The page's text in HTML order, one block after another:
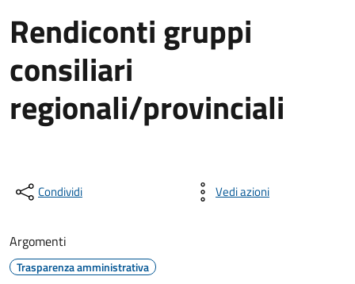
Rendiconti gruppi
consiliari
regionali/provinciali
Condividi Vedi azioni
Argomenti
Trasparenza amministrativa